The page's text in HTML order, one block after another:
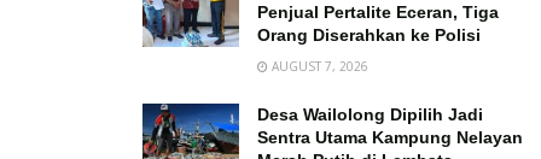
Penjual Pertalite Eceran, Tiga
Orang Diserahkan ke Polisi
AUGUST 7, 2026
Desa Wailolong Dipilih Jadi
Sentra Utama Kampung Nelayan